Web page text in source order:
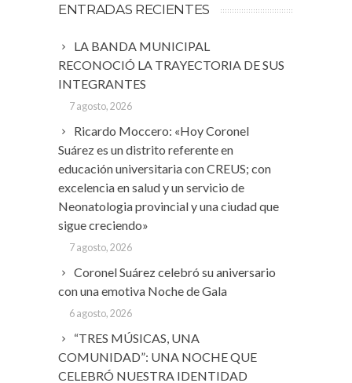
ENTRADAS RECIENTES
LA BANDA MUNICIPAL
RECONOCIÓ LA TRAYECTORIA DE SUS
INTEGRANTES
7 agosto, 2026
Ricardo Moccero: «Hoy Coronel
Suárez es un distrito referente en
educación universitaria con CREUS; con
excelencia en salud y un servicio de
Neonatologia provincial y una ciudad que
sigue creciendo»
7 agosto, 2026
Coronel Suárez celebró su aniversario
con una emotiva Noche de Gala
6 agosto, 2026
“TRES MÚSICAS, UNA
COMUNIDAD”: UNA NOCHE QUE
CELEBRÓ NUESTRA IDENTIDAD